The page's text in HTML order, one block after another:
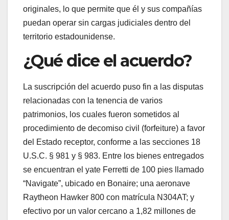
originales, lo que permite que él y sus compañías
puedan operar sin cargas judiciales dentro del
territorio estadounidense.
¿Qué dice el acuerdo?
La suscripción del acuerdo puso fin a las disputas
relacionadas con la tenencia de varios
patrimonios, los cuales fueron sometidos al
procedimiento de decomiso civil (forfeiture) a favor
del Estado receptor, conforme a las secciones 18
U.S.C. § 981 y § 983. Entre los bienes entregados
se encuentran el yate Ferretti de 100 pies llamado
“Navigate”, ubicado en Bonaire; una aeronave
Raytheon Hawker 800 con matrícula N304AT; y
efectivo por un valor cercano a 1,82 millones de